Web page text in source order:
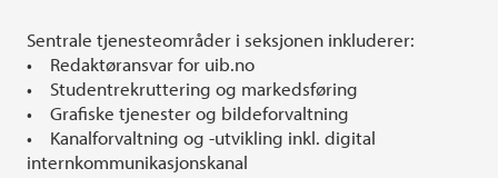
Sentrale tjenesteområder i seksjonen inkluderer:
• Redaktøransvar for uib.no
• Studentrekruttering og markedsføring
• Grafiske tjenester og bildeforvaltning
• Kanalforvaltning og -utvikling inkl. digital
internkommunikasjonskanal